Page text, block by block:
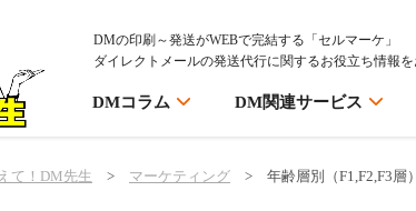
DMの印刷～発送がWEBで完結する「セルマーケ」
ダイレクトメールの発送代行に関するお役立ち情報を
DMコラム DM関連サービス
て！DM先生 > マーケティング > 年齢層別（F1,F2,F3層